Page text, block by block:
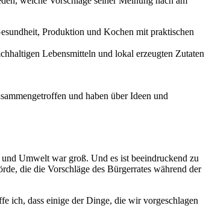
Produktion und Kochen mit praktischen
Lebensmitteln und lokal erzeugten Zutaten
und haben über Ideen und
Umwelt war groß. Und es ist beeindruckend zu
die die Vorschläge des Bürgerrates während der
ich, dass einige der Dinge, die wir vorgeschlagen